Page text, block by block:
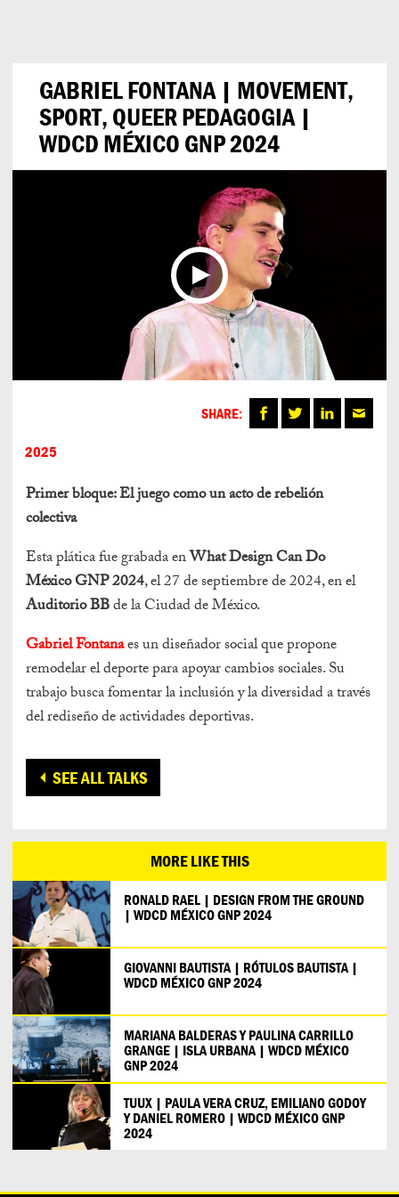
GABRIEL FONTANA | MOVEMENT,
SPORT, QUEER PEDAGOGIA |
WDCD MÉXICO GNP 2024
2025
SHARE:
Primer bloque: El juego como un acto de rebelión
colectiva
Esta plática fue grabada enWhat Design Can Do
México GNP 2024, el 27 de septiembre de 2024, en el
Auditorio BBde la Ciudad de México.
Gabriel Fontanaes un diseñador social que propone
remodelar el deporte para apoyar cambios sociales. Su
trabajo busca fomentar la inclusión y la diversidad a través
del rediseño de actividades deportivas.
SEE ALL TALKS
MORE LIKE THIS
RONALD RAEL | DESIGN FROM THE GROUND
| WDCD MÉXICO GNP 2024
GIOVANNI BAUTISTA | RÓTULOS BAUTISTA |
WDCD MÉXICO GNP 2024
MARIANA BALDERAS Y PAULINA CARRILLO
GRANGE | ISLA URBANA | WDCD MÉXICO
GNP 2024
TUUX | PAULA VERA CRUZ, EMILIANO GODOY
Y DANIEL ROMERO | WDCD MÉXICO GNP
2024